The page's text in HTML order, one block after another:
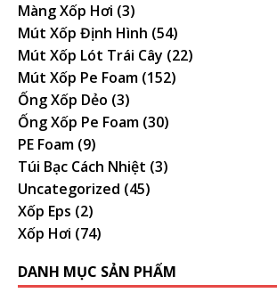
Màng Xốp Hơi (3)
Mút Xốp Định Hình (54)
Mút Xốp Lót Trái Cây (22)
Mút Xốp Pe Foam (152)
Ống Xốp Dẻo (3)
Ống Xốp Pe Foam (30)
PE Foam (9)
Túi Bạc Cách Nhiệt (3)
Uncategorized (45)
Xốp Eps (2)
Xốp Hơi (74)
DANH MỤC SẢN PHẨM